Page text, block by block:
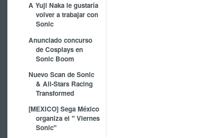
A Yuji Naka le gustaría
volver a trabajar con
Sonic
Anunciado concurso
de Cosplays en
Sonic Boom
Nuevo Scan de Sonic
& All-Stars Racing
Transformed
[MEXICO] Sega México
organiza el " Viernes
Sonic"